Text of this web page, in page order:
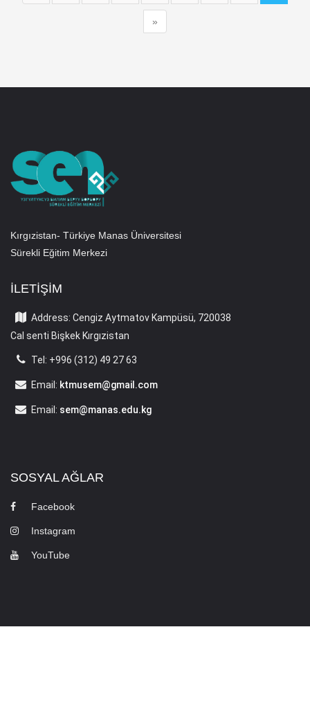
»
Kırgızistan- Türkiye Manas Üniversitesi
Sürekli Eğitim Merkezi
İLETIŞIM
Address: Cengiz Aytmatov Kampüsü, 720038
Cal senti Bişkek Kırgızistan
Tel: +996 (312) 49 27 63
Email: ktmusem@gmail.com
Email: sem@manas.edu.kg
SOSYAL AĞLAR
Facebook
Instagram
YouTube